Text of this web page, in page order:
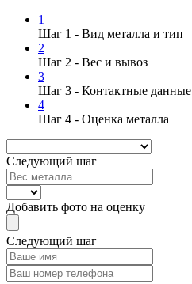
1
Шаг 1 - Вид металла и тип
2
Шаг 2 - Вес и вывоз
3
Шаг 3 - Контактные данные
4
Шаг 4 - Оценка металла
Следующий шаг
Добавить фото на оценку
Следующий шаг